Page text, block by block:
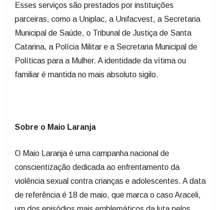
Esses serviços são prestados por instituições
parceiras, como a Uniplac, a Unifacvest, a Secretaria
Municipal de Saúde, o Tribunal de Justiça de Santa
Catarina, a Polícia Militar e a Secretaria Municipal de
Políticas para a Mulher. A identidade da vítima ou
familiar é mantida no mais absoluto sigilo.
Sobre o Maio Laranja
O Maio Laranja é uma campanha nacional de
conscientização dedicada ao enfrentamento da
violência sexual contra crianças e adolescentes. A data
de referência é 18 de maio, que marca o caso Araceli,